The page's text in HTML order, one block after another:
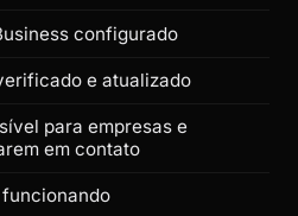
configurado
e atualizado
para empresas e
em contato